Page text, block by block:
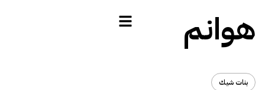
هوانم
بنات شيك